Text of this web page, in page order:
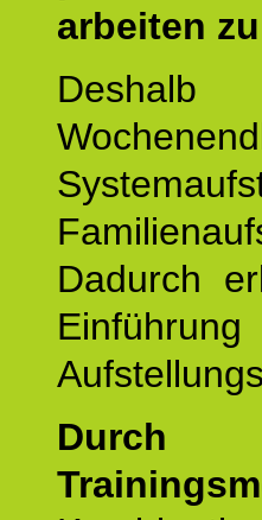
arbeiten
Dadurch